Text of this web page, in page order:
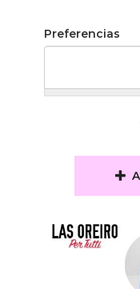
Preferencias